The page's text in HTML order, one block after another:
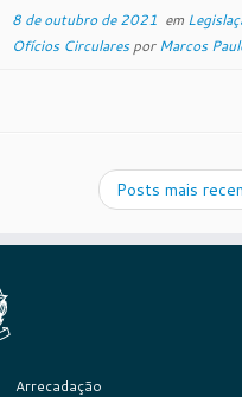
8 de outubro de 2021 em
Ofícios CircularesporMarcos
Posts mais
Arrecadação